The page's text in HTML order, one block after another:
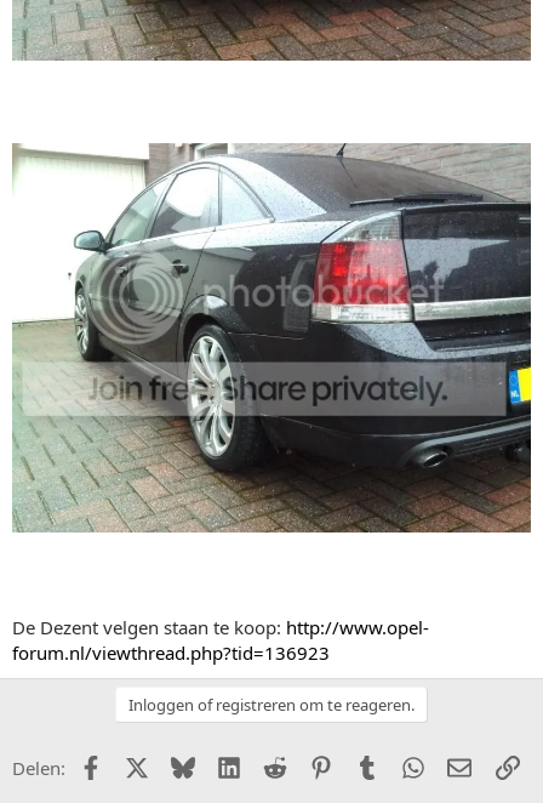
De Dezent velgen staan te koop: http://www.opel-
forum.nl/viewthread.php?tid=136923
Inloggen of registreren om te reageren.
Delen: FacebookX (Twitter)
BlueskyLinkedIn
Reddit PinterestTumblr WhatsApp
E-mail